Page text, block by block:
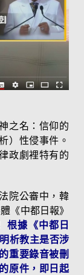
之名：信仰的
）性侵事件。
政劇裡特有的
院公審中，韓
《中都日報》
根據《中都日
析教主是否涉
重要錄音被刪
原件，即日起